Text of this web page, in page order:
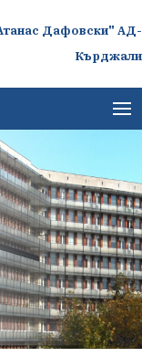
Дафовски" АД-
Кърджали